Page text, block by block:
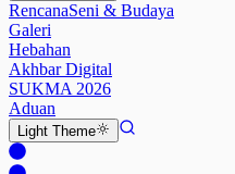
RencanaSeni & Budaya
Galeri
Hebahan
Akhbar Digital
SUKMA 2026
Aduan
Light Theme